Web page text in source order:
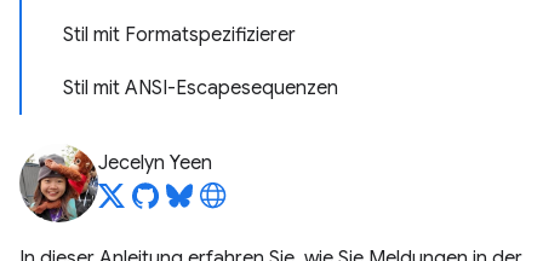
Stil mit Formatspezifizierer
Stil mit ANSI-Escapesequenzen
Jecelyn Yeen